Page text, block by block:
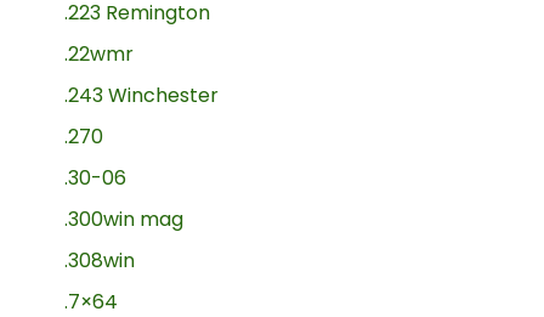
.223 Remington
.22wmr
.243 Winchester
.270
.30-06
.300win mag
.308win
.7×64